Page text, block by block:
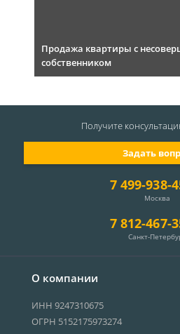
Продажа квартиры с
собственником
О компании
ИНН 9247310675
ОГРН 5152175973274
7 499-938-
Москва
7 812-467-
Санкт-
Задать
Получите